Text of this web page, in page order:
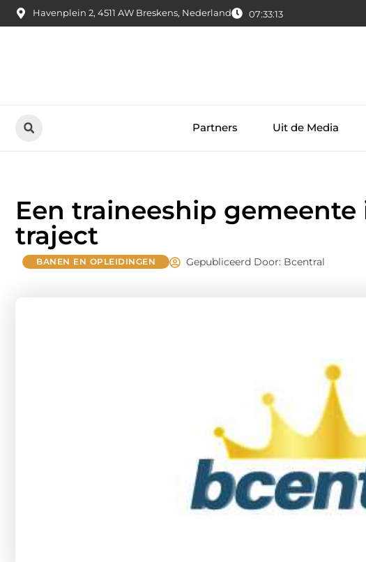
Havenplein 2, 4511 AW Breskens, Nederland 07:33:14
Partners Uit de Media
Een traineeship gemeente
traject
BANEN EN OPLEIDINGEN Gepubliceerd Door: Bcentral